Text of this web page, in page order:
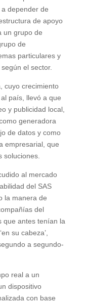
depender de
de apoyo
un grupo de
de
particulares y
el sector.
cuyo crecimiento
país, llevó a que
y publicidad local,
generadora
de datos y como
empresarial, que
soluciones.
al mercado
del SAS
la manera de
del
que antes tenían la
su cabeza’,
a segundo-
real a un
dispositivo
con base